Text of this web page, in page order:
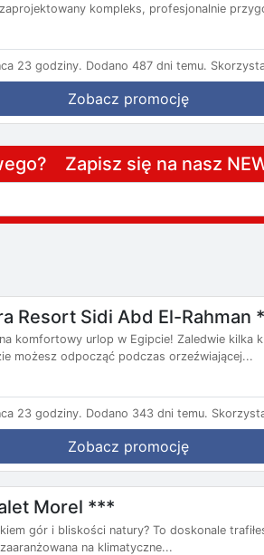
kompleks, profesjonalnie
23 godziny. Dodano 487 dni temu.
Zobacz promocję
Zapisz się na nasz
Resort Sidi Abd El-Rahman
komfortowy urlop w Egipcie! Zaledwie kilka
możesz odpocząć podczas orzeźwiającej...
23 godziny. Dodano 343 dni temu.
Zobacz promocję
Morel ***
gór i bliskości natury? To doskonale
na klimatyczne...